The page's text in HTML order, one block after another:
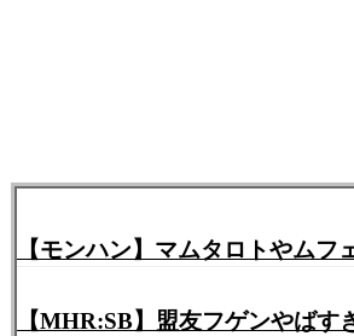
【モンハン】マムタロトやムフ
【MHR:SB】盟友フゲンやば